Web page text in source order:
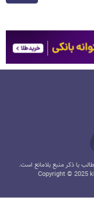
با ذکر منبع بلامانع است.
Copyright © 2025